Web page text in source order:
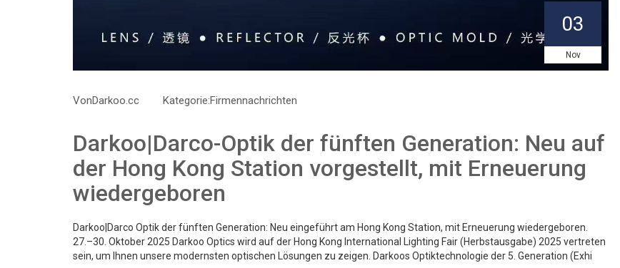
03
Nov
VonDarkoo.cc Kategorie:Firmennachrichten
Darkoo|Darco-Optik der fünften Generation: Neu auf
der Hong Kong Station vorgestellt, mit Erneuerung
wiedergeboren
Darkoo|Darco Optik der fünften Generation: Neu eingeführt am Hong Kong Station, mit Erneuerung wiedergeboren.
27.–30. Oktober 2025 Darkoo Optics wird auf der Hong Kong International Lighting Fair (Herbstausgabe) 2025 vertreten
sein, um Ihnen unsere modernsten optischen Lösungen zu zeigen. Darkoos Optiktechnologie der 5. Generation (Exhi